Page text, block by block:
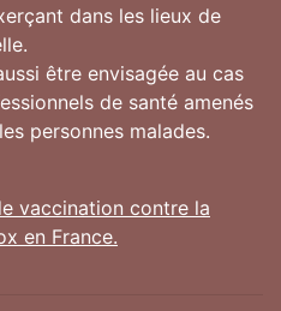
dans les lieux de
être envisagée au cas
de santé amenés
personnes malades.
vaccination contre la
en France.